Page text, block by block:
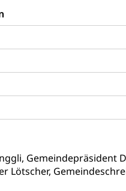
Gemeindepräsident
Lötscher,
Erschöpfung,
und
(WAS